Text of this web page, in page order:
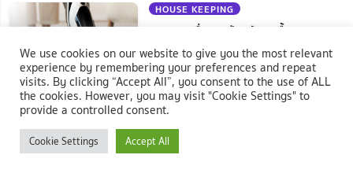
2.0K
HOUSE KEEPING
รวม 15 เครื่องดูดฝุ่นพร้อมถูพื้น 2-in-1
ยี่ห้อไหนดี ที่คุ้มที่สุดในปี 2568
โพสต์เมื่อ 03 Jul 2025
TIPS&TRICKS
15 ห้องน้ำแมวอัตโนมัติยี่ห้อไหนดี 2025
We use cookies on our website to give you the most relevant
experience by remembering your preferences and repeat
visits. By clicking “Accept All”, you consent to the use of ALL
the cookies. However, you may visit "Cookie Settings" to
provide a controlled consent.
Cookie Settings Accept All